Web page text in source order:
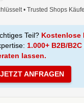
• Trusted Shops
Teil? Kostenlose
1.000+ B2B/
lassen.
JETZT ANFRAGEN